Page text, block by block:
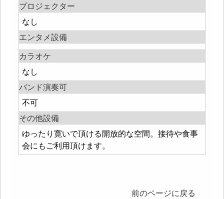
プロジェクター
なし
エンタメ設備
カラオケ
なし
バンド演奏可
不可
その他設備
ゆったり寛いで頂ける開放的な空間。接待や食事
会にもご利用頂けます。
前のページに戻る